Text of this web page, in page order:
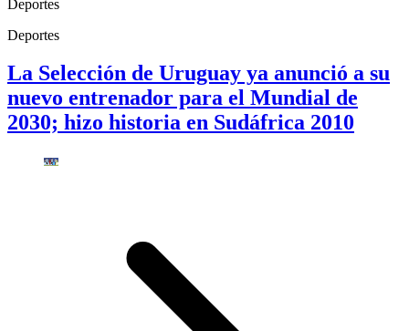
Deportes
Deportes
La Selección de Uruguay ya anunció a su
nuevo entrenador para el Mundial de
2030; hizo historia en Sudáfrica 2010